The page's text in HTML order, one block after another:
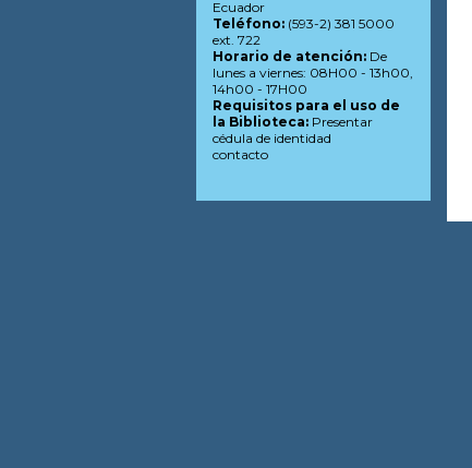
Ecuador
Teléfono:(593-2) 381 5000
ext. 722
Horario de atención:De
lunes a viernes: 08H00 - 13h00,
14h00 - 17H00
Requisitos para el uso de
la Biblioteca:Presentar
cédula de identidad
contacto